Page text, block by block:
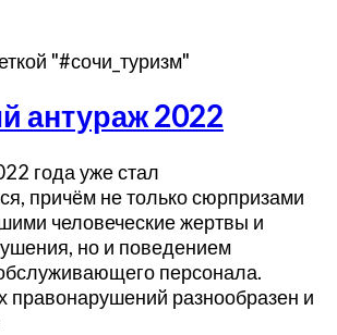
"#сочи_туризм"
антураж 2022
года уже стал
причём не только сюрпризами
человеческие жертвы и
но и поведением
персонала.
правонарушений разнообразен и